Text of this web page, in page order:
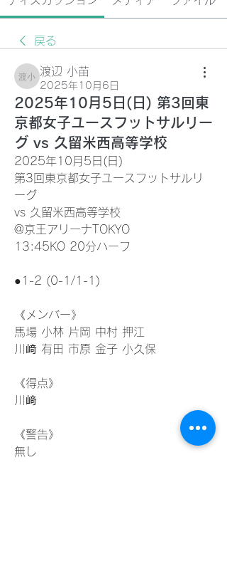
戻る
渡辺 小苗
渡辺 小苗
2025年10月6日
2025年10月5日(日) 第3回東
京都女子ユースフットサルリー
グ vs 久留米西高等学校
2025年10月5日(日)
第3回東京都女子ユースフットサルリ
ーグ
vs 久留米西高等学校
@京王アリーナTOKYO
13:45KO 20分ハーフ
●1-2 (0-1/1-1)
《メンバー》
馬場 小林 片岡 中村 押江
川﨑 有田 市原 金子 小久保
《得点》
川﨑
《警告》
無し